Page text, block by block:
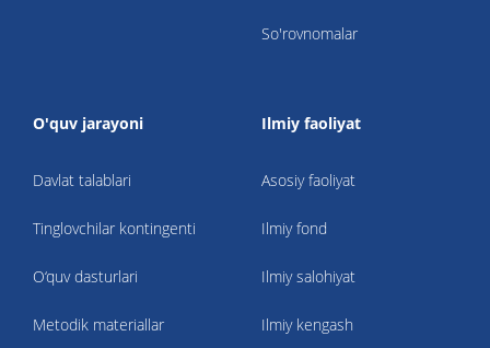
So'rovnomalar
O'quv jarayoni
Davlat talablari
Tinglovchilar kontingenti
O‘quv dasturlari
Metodik materiallar
Ilmiy faoliyat
Asosiy faoliyat
Ilmiy fond
Ilmiy salohiyat
Ilmiy kengash